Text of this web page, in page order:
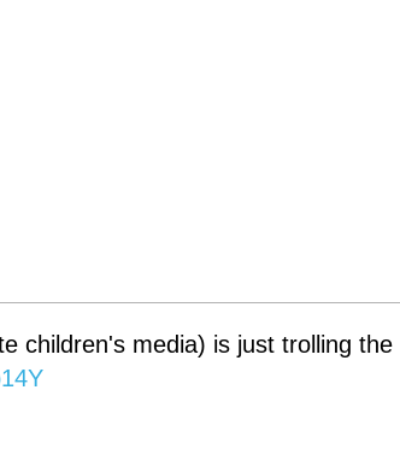
children's media) is just trolling the